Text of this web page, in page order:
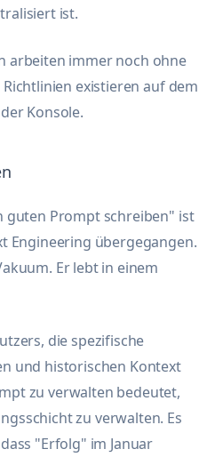
ist.
arbeiten immer noch ohne
existieren auf dem
Konsole.
guten Prompt schreiben" ist
Engineering übergegangen.
Er lebt in einem
die spezifische
und historischen Kontext
zu verwalten bedeutet,
zu verwalten. Es
"Erfolg" im Januar